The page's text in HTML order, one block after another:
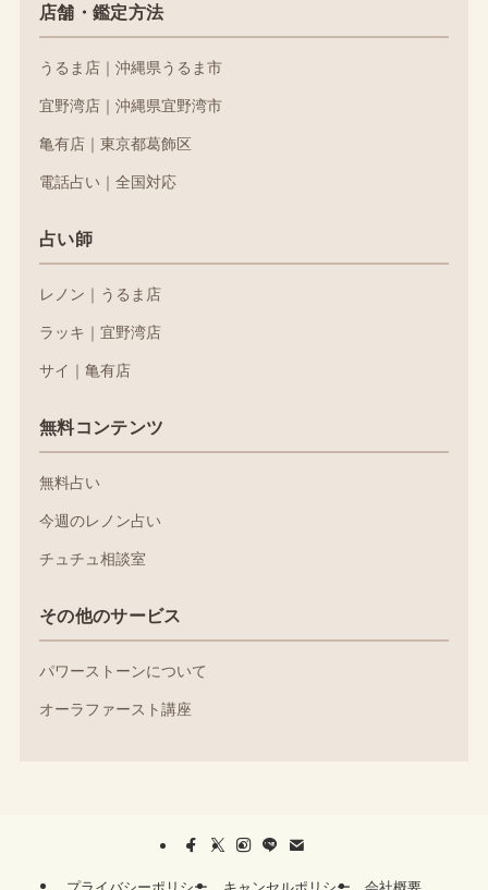
店舗・鑑定方法
うるま店｜沖縄県うるま市
宜野湾店｜沖縄県宜野湾市
亀有店｜東京都葛飾区
電話占い｜全国対応
占い師
レノン｜うるま店
ラッキ｜宜野湾店
サイ｜亀有店
無料コンテンツ
無料占い
今週のレノン占い
チュチュ相談室
その他のサービス
パワーストーンについて
オーラファースト講座